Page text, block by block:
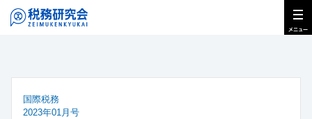
国際税務
2023年01月号